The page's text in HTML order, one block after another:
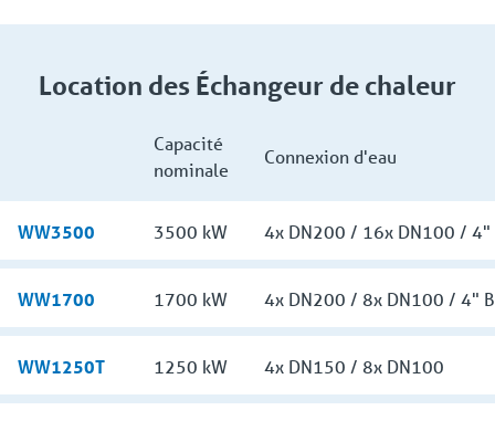
Location des Échangeur de chaleur
Capacité
nominale
Connexion d'eau
WW3500 3500 kW 4x DN200 / 16x DN100 / 4"
WW1700 1700 kW 4x DN200 / 8x DN100 / 4"
WW1250T 1250 kW 4x DN150 / 8x DN100